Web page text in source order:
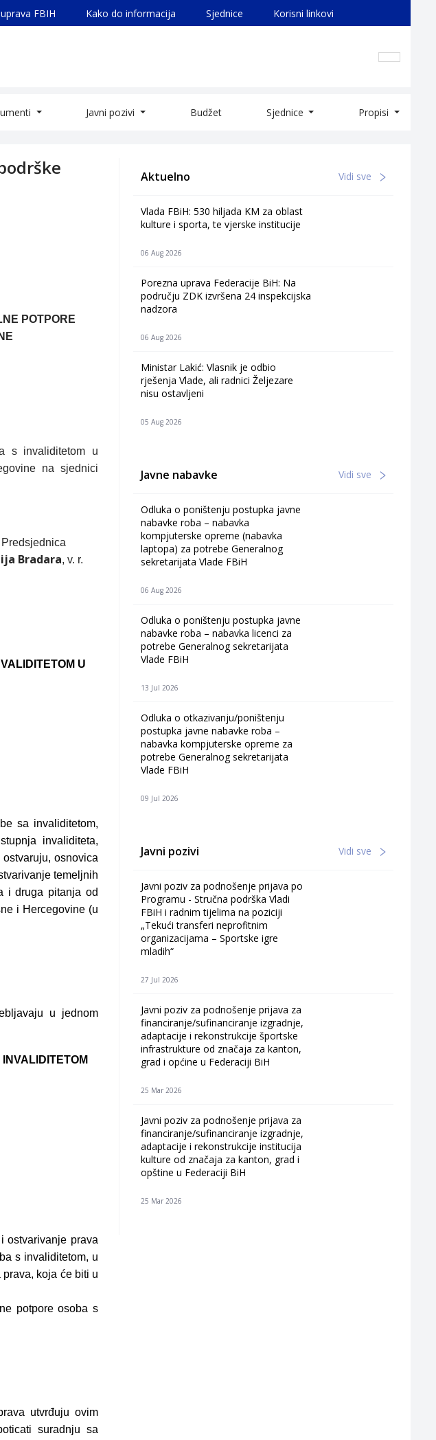
FBIH Kako do informacija Sjednice Korisni linkovi
Javni pozivi Budžet Sjednice Propisi
POTPORE
s invaliditetom u
na sjednici
Predsjednica
Bradara, v. r.
U
sa invaliditetom,
invaliditeta,
osnovica
temeljnih
i druga pitanja od
i Hercegovine (u
u jednom
ostvarivanje prava
s invaliditetom, u
koja će biti u
potpore osoba s
utvrđuju ovim
suradnju sa
Aktuelno Vidi sve
Vlada FBiH: 530 hiljada KM za oblast
kulture i sporta, te vjerske institucije
06 Aug 2026
Porezna uprava Federacije BiH: Na
području ZDK izvršena 24 inspekcijska
nadzora
06 Aug 2026
Ministar Lakić: Vlasnik je odbio
rješenja Vlade, ali radnici Željezare
nisu ostavljeni
05 Aug 2026
Javne nabavke Vidi sve
Odluka o poništenju postupka javne
nabavke roba – nabavka
kompjuterske opreme (nabavka
laptopa) za potrebe Generalnog
sekretarijata Vlade FBiH
06 Aug 2026
Odluka o poništenju postupka javne
nabavke roba – nabavka licenci za
potrebe Generalnog sekretarijata
Vlade FBiH
13 Jul 2026
Odluka o otkazivanju/poništenju
postupka javne nabavke roba –
nabavka kompjuterske opreme za
potrebe Generalnog sekretarijata
Vlade FBiH
09 Jul 2026
Javni pozivi Vidi sve
Javni poziv za podnošenje prijava po
Programu - Stručna podrška Vladi
FBiH i radnim tijelima na poziciji
„Tekući transferi neprofitnim
organizacijama – Sportske igre
mladih“
27 Jul 2026
Javni poziv za podnošenje prijava za
financiranje/sufinanciranje izgradnje,
adaptacije i rekonstrukcije športske
infrastrukture od značaja za kanton,
grad i općine u Federaciji BiH
25 Mar 2026
Javni poziv za podnošenje prijava za
financiranje/sufinanciranje izgradnje,
adaptacije i rekonstrukcije institucija
kulture od značaja za kanton, grad i
opštine u Federaciji BiH
25 Mar 2026